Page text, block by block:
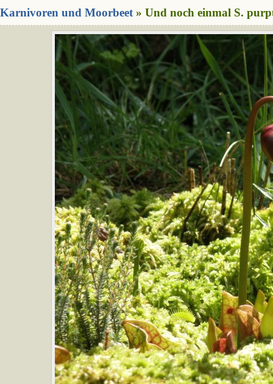
Karnivoren und Moorbeet » Und noch einmal S.